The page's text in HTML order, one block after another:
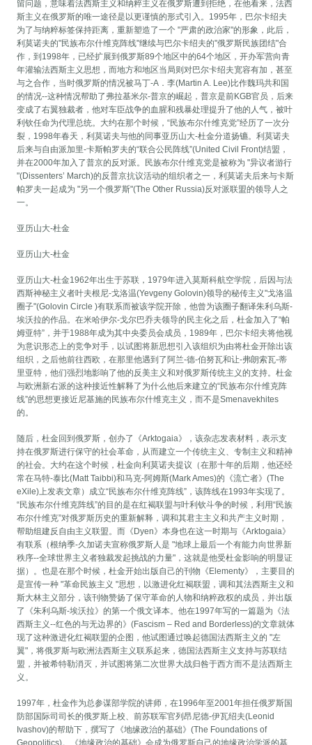
留问题，意味着法西斯主义和纳粹主义在俄罗斯遭到拒绝，在他看来，法西
斯主义在俄罗斯的唯一途径是以更谨慎的形式引入。1995年，巴尔卡绍夫
为了与纳粹标签保持距离，重新塑造了一个 "严肃的政治家"的形象，此后，
利莫诺夫的"民族布尔什维克阵线"继续与巴尔卡绍夫的"俄罗斯民族团结"合
作，到1998年，已经扩展到俄罗斯89个地区中的64个地区，开办军营向青
年灌输法西斯主义思想，而地方和地区当局则对巴尔卡绍夫宽容有加，甚至
与之合作，当时俄罗斯的情况被马丁-A．李(Martin A. Lee)比作魏玛共和国
的情况--这种情况帮助了弗拉基米尔-普京的崛起，普京是前KGB官员，后来
变成了右翼独裁者，他对车臣战争的血腥和残暴处理提升了他的人气，被叶
利钦任命为代理总统。大约在那个时候，“民族布尔什维克党”经历了一次分
裂，1998年春天，利莫诺夫与他的同事亚历山大-杜金分道扬镳。利莫诺夫
后来与自由派加里-卡斯帕罗夫的“联合公民阵线”(United Civil Front)结盟，
并在2000年加入了普京的反对派。民族布尔什维克党是被称为 "异议者游行
"(Dissenters’ March)的反普京抗议活动的组织者之一，利莫诺夫后来与卡斯
帕罗夫一起成为 "另一个俄罗斯"(The Other Russia)反对派联盟的领导人之
一。
亚历山大-杜金
亚历山大-杜金
亚历山大-杜金1962年出生于苏联，1979年进入莫斯科航空学院，后因与法
西斯神秘主义者叶夫根尼-戈洛温(Yevgeny Golovin)领导的秘传主义"戈洛温
圈子"(Golovin Circle )有联系而被该学院开除，他曾为该圈子翻译朱利乌斯-
埃沃拉的作品。在米哈伊尔-戈尔巴乔夫领导的民主化之后，杜金加入了“帕
姆亚特”，并于1988年成为其中央委员会成员，1989年，巴尔卡绍夫将他视
为意识形态上的竞争对手，以试图将新思想引入该组织为由将杜金开除出该
组织，之后他前往西欧，在那里他遇到了阿兰-德-伯努瓦和让-弗朗索瓦-蒂
里亚特，他们强烈地影响了他的反美主义和对俄罗斯传统主义的支持。杜金
与欧洲新右派的这种接近性解释了为什么他后来建立的“民族布尔什维克阵
线”的思想更接近尼基施的民族布尔什维克主义，而不是Smenavekhites
的。
随后，杜金回到俄罗斯，创办了《Arktogaia》，该杂志发表材料，表示支
持在俄罗斯进行保守的社会革命，从而建立一个传统主义、专制主义和精神
的社会。大约在这个时候，杜金向利莫诺夫提议（在那十年的后期，他还经
常在马特-泰比(Matt Taibbi)和马克-阿姆斯(Mark Ames)的《流亡者》(The
eXile)上发表文章）成立“民族布尔什维克阵线”，该阵线在1993年实现了。
“民族布尔什维克阵线”的目的是在红褐联盟与叶利钦斗争的时候，利用“民族
布尔什维克”对俄罗斯历史的重新解释，调和其君主主义和共产主义时期，
帮助组建反自由主义联盟。而《Dyen》本身也在这一时期与《Arktogaia》
有联系（根纳季-久加诺夫宣称俄罗斯人是 "地球上最后一个有能力向世界新
秩序--全球世界主义者独裁发起挑战的力量"，这就是他受杜金影响的明显证
据）。也是在那个时候，杜金开始出版自己的刊物《Elementy》，主要目的
是宣传一种 "革命民族主义 "思想，以激进化红褐联盟，调和其法西斯主义和
斯大林主义部分，该刊物赞扬了保守革命的人物和纳粹政权的成员，并出版
了《朱利乌斯-埃沃拉》的第一个俄文译本。他在1997年写的一篇题为《法
西斯主义--红色的与无边界的》(Fascism – Red and Borderless)的文章就体
现了这种激进化红褐联盟的企图，他试图通过唤起德国法西斯主义的 "左
翼"，将俄罗斯与欧洲法西斯主义联系起来，德国法西斯主义支持与苏联结
盟，并被希特勒消灭，并试图将第二次世界大战归咎于西方而不是法西斯主
义。
1997年，杜金作为总参谋部学院的讲师，在1996年至2001年担任俄罗斯国
防部国际司司长的俄罗斯上校、前苏联军官列昂尼德-伊瓦绍夫(Leonid
Ivashov)的帮助下，撰写了《地缘政治的基础》(The Foundations of
Geopolitics)。《地缘政治的基础》会成为俄罗斯自己的地缘政治学派的基